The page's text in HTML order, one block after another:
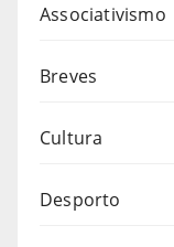
Associativismo
Breves
Cultura
Desporto